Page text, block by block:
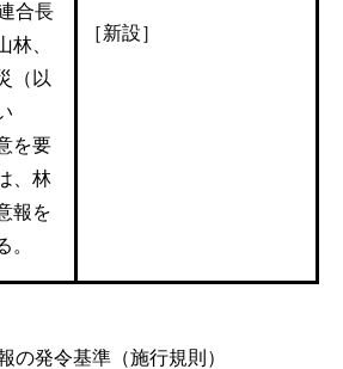
合長
林、
（以
を要
、林
報を
。
［新設］
発令基準（施行規則）